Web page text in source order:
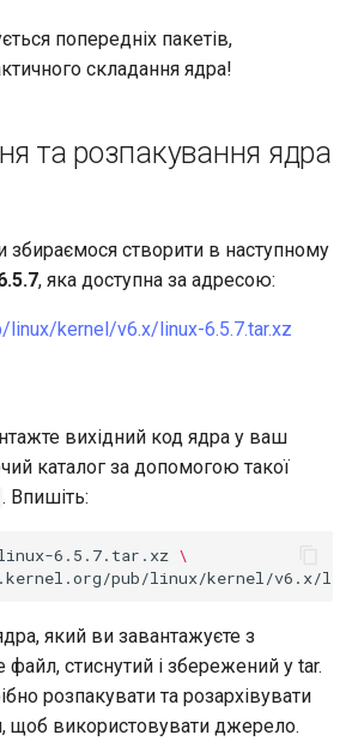
попередніх пакетів,
складання ядра!
та розпакування ядра
збираємося створити в наступному
, яка доступна за адресою:
linux/kernel/v6.x/linux-6.5.7.tar.xz
вихідний код ядра у ваш
каталог за допомогою такої
. Впишіть:
6.5.7.tar.xz \
який ви завантажуєте з
файл, стиснутий і збережений у tar.
розпакувати та розархівувати
щоб використовувати джерело.